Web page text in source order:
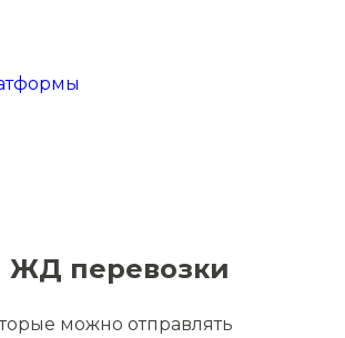
ЖД перевозки
можно отправлять